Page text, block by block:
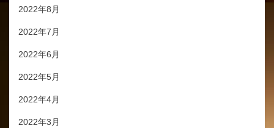
2022年8月
2022年7月
2022年6月
2022年5月
2022年4月
2022年3月